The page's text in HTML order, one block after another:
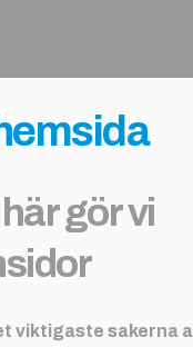
gör vi
viktigaste sakerna